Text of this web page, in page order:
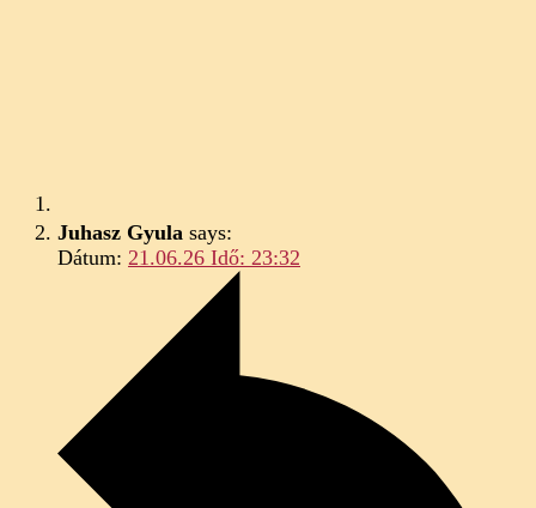
Juhasz Gyula says:
Dátum: 21.06.26 Idő: 23:32